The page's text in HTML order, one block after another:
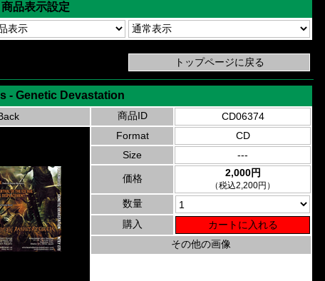
商品表示設定
- Genetic Devastation
商品ID
CD06374
Format
CD
Size
---
価格 2,000円
（税込2,200円）
数量
購入
その他の画像